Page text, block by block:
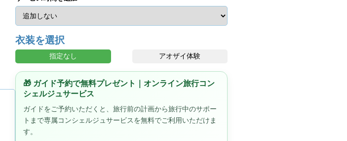
衣装を選択
指定なし アオザイ体験
🎁 ガイド予約で無料プレゼント｜オンライン旅行コン
シェルジュサービス
ガイドをご予約いただくと、旅行前の計画から旅行中のサポー
トまで専属コンシェルジュサービスを無料でご利用いただけま
す。